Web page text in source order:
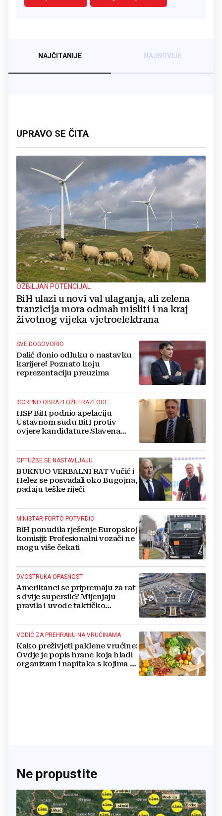
NAJČITANIJE NAJNOVIJE
UPRAVO SE ČITA
OZBILJAN POTENCIJAL
BiH ulazi u novi val ulaganja, ali zelena
tranzicija mora odmah misliti i na kraj
životnog vijeka vjetroelektrana
SVE DOGOVORIO
Dalić donio odluku o nastavku
karijere! Poznato koju
reprezentaciju preuzima
ISCRPNO OBRAZLOŽILI RAZLOGE
HSP BiH podnio apelaciju
Ustavnom sudu BiH protiv
ovjere kandidature Slavena
OPTUŽBE SE NASTAVLJAJU
BUKNUO VERBALNI RAT Vučić i
Helez se posvađali oko Bugojna,
padaju teške riječi
MINISTAR FORTO POTVRDIO
BiH ponudila rješenje Europskoj
komisiji: Profesionalni vozači ne
mogu više čekati
DVOSTRUKA OPASNOST
Amerikanci se pripremaju za rat
s dvije supersile? Mijenjaju
pravila i uvode taktičko
VODIČ ZA PREHRANU NA VRUĆINAMA
Kako preživjeti paklene vrućine:
Ovdje je popis hrane koja hladi
organizam i napitaka s kojima si
Ne propustite